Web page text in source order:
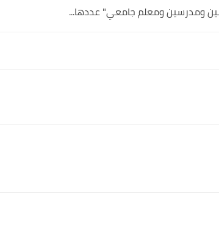
ومدرسين ومعلم جامعي" عددها...